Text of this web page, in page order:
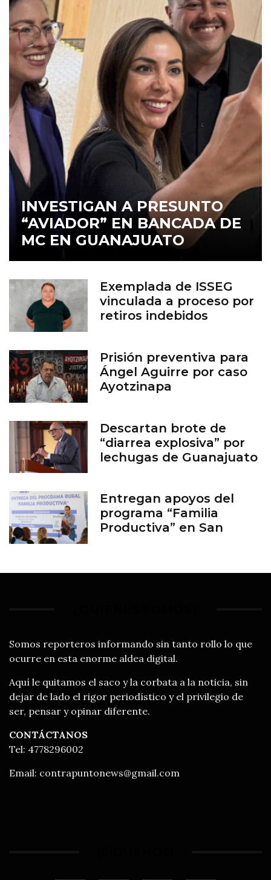
INVESTIGAN A PRESUNTO
“AVIADOR” EN BANCADA DE
MC EN GUANAJUATO
Exemplada de ISSEG
vinculada a proceso por
retiros indebidos
Prisión preventiva para
Ángel Aguirre por caso
Ayotzinapa
Descartan brote de
“diarrea explosiva” por
lechugas de Guanajuato
Entregan apoyos del
programa “Familia
Productiva” en San
Somos reporteros informando sin tanto rollo lo que
ocurre en esta enorme aldea digital.
Aquí le quitamos el saco y la corbata a la noticia, sin
dejar de lado el rigor periodístico y el privilegio de
ser, pensar y opinar diferente.
CONTÁCTANOS
Tel: 4778296002
Email: contrapuntonews@gmail.com